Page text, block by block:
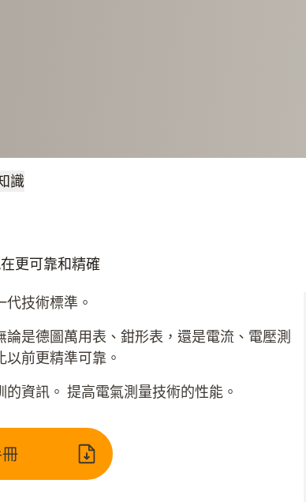
識
更可靠和精確
技術標準。
是德圖萬用表、鉗形表，還是電流、電壓測
前更精準可靠。
資訊。 提高電氣測量技術的性能。